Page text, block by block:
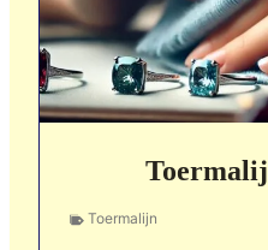
Toermalijn